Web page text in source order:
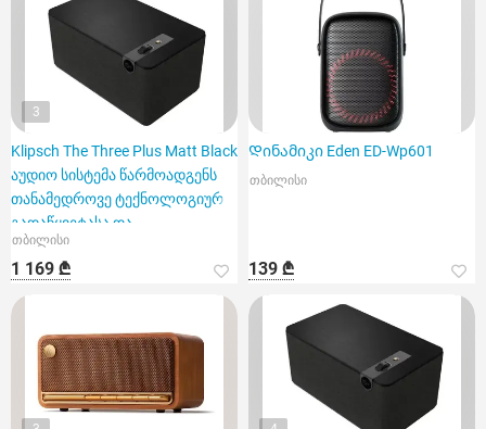
3
Klipsch The Three Plus Matt Black
აუდიო სისტემა წარმოადგენს
თანამედროვე ტექნოლოგიურ
გადაწყვეტასა და
თბილისი
1 169 ₾
Დინამიკი Eden ED-Wp601
თბილისი
139 ₾